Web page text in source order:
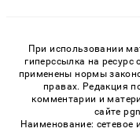
При использовании
гиперссылка на ресурс
применены нормы
правах. Редакция
комментарии и
сайте
Наименование: сетевое